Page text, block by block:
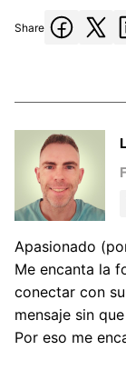
Share
Apasionado
Me encanta la
conectar con
mensaje sin
Por eso me